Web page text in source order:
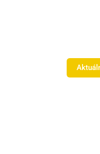
nového Premium BIZ Seat